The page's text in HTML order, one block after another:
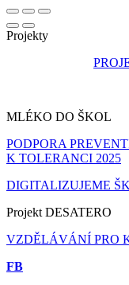
Projekty
MLÉKO DO ŠKOL
PODPORA
K TOLERANCI 2025
DIGITALIZUJEME
Projekt DESATERO
VZDĚLÁVÁNÍ PRO
FB